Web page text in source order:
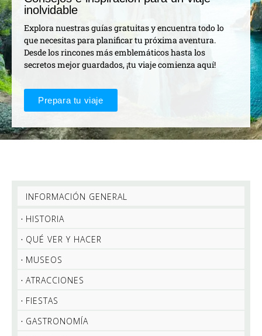
inolvidable
Explora nuestras guías gratuitas y encuentra todo lo
que necesitas para planificar tu próxima aventura.
Desde los rincones más emblemáticos hasta los
secretos mejor guardados, ¡tu viaje comienza aquí!
Prepara tu viaje
INFORMACIÓN GENERAL
HISTORIA
QUÉ VER Y HACER
MUSEOS
ATRACCIONES
FIESTAS
GASTRONOMÍA